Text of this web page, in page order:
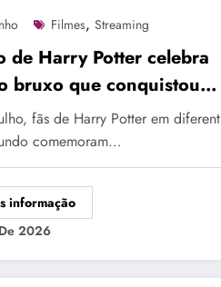
Filmes, Streaming
de Harry Potter celebra
bruxo que conquistou
fãsfãs de Harry Potter em diferent
comemoram…
informação
2026